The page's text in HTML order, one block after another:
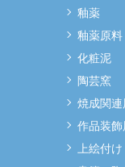
釉薬
釉薬原料
化粧泥
陶芸窯
焼成関
作品装飾
上絵付け